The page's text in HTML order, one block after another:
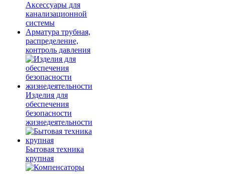
Аксессуары для
канализационной
системы
Арматура трубная,
распределение,
контроль давления
Изделия для
обеспечения
безопасности
жизнедеятельности
Бытовая техника
крупная